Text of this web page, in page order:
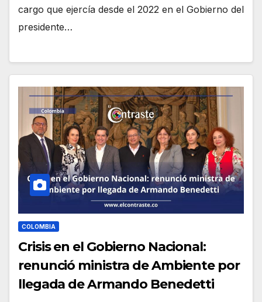
cargo que ejercía desde el 2022 en el Gobierno del
presidente…
COLOMBIA
Crisis en el Gobierno Nacional:
renunció ministra de Ambiente por
llegada de Armando Benedetti